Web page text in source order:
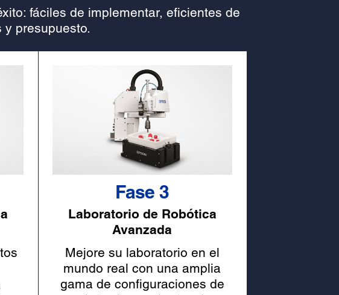
fáciles de implementar, eficientes de
presupuesto.
Fase 3
Laboratorio de Robótica
Avanzada
Mejore su laboratorio en el
mundo real con una amplia
gama de configuraciones de